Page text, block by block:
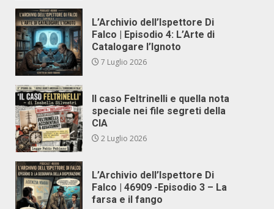
L’Archivio dell’Ispettore Di
Falco | Episodio 4: L’Arte di
Catalogare l’Ignoto
7 Luglio 2026
Il caso Feltrinelli e quella nota
speciale nei file segreti della
CIA
2 Luglio 2026
L’Archivio dell’Ispettore Di
Falco | 46909 -Episodio 3 – La
farsa e il fango